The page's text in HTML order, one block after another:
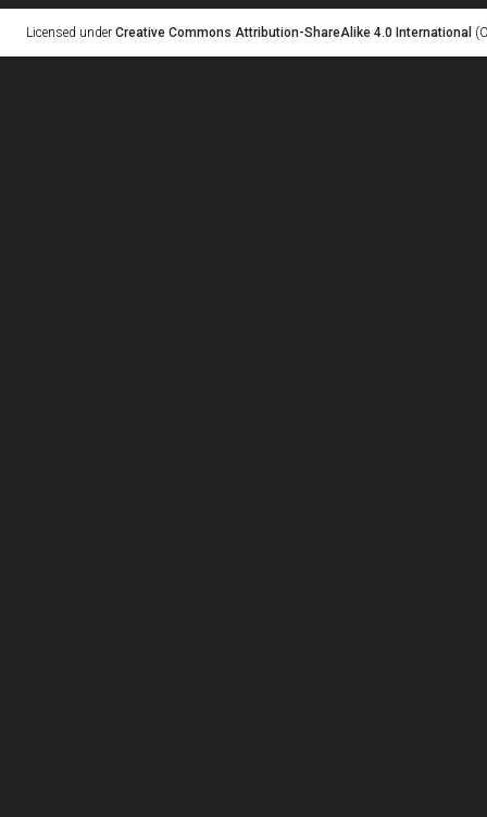
Licensed under Creative Commons Attribution-ShareAlike 4.0 International